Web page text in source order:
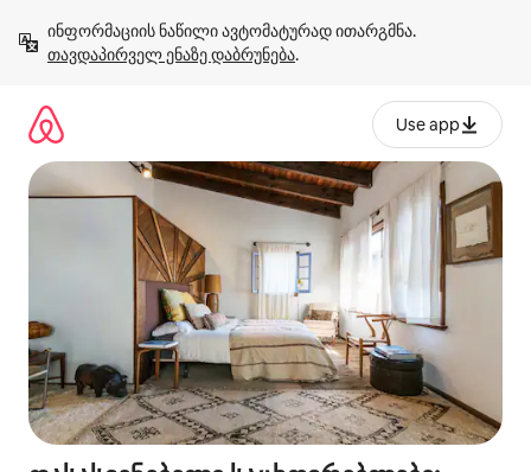
გადასვლა
თავდაპირველ ენაზე დაბრუნება.
Use app